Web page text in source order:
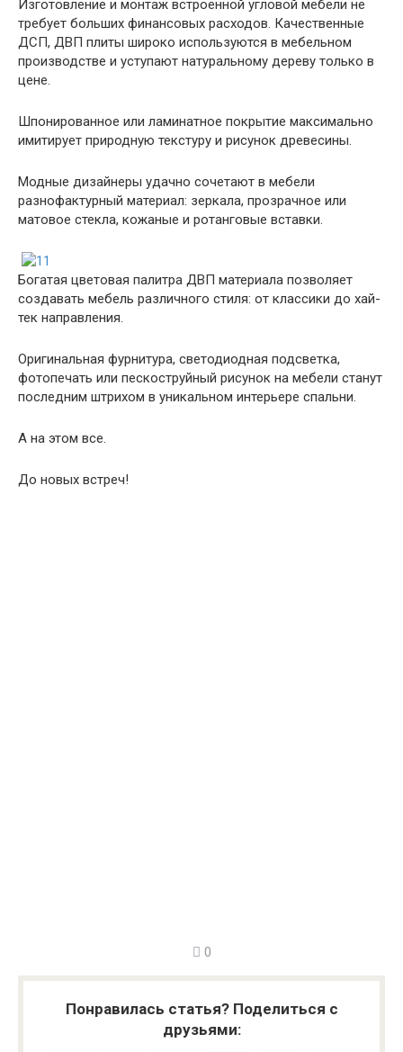
Изготовление и монтаж встроенной угловой мебели не
требует больших финансовых расходов. Качественные
ДСП, ДВП плиты широко используются в мебельном
производстве и уступают натуральному дереву только в
цене.
Шпонированное или ламинатное покрытие максимально
имитирует природную текстуру и рисунок древесины.
Модные дизайнеры удачно сочетают в мебели
разнофактурный материал: зеркала, прозрачное или
матовое стекла, кожаные и ротанговые вставки.
Богатая цветовая палитра ДВП материала позволяет
создавать мебель различного стиля: от классики до хай-
тек направления.
Оригинальная фурнитура, светодиодная подсветка,
фотопечать или пескоструйный рисунок на мебели станут
последним штрихом в уникальном интерьере спальни.
А на этом все.
До новых встреч!
0
Понравилась статья? Поделиться с
друзьями: